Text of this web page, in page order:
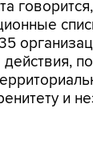
действия,
и
два